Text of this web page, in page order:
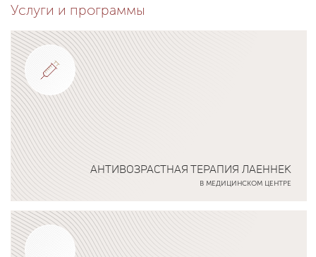
Услуги и программы
АНТИВОЗРАСТНАЯ ТЕРАПИЯ ЛАЕННЕК
В МЕДИЦИНСКОМ ЦЕНТРЕ
Подробнее о программе